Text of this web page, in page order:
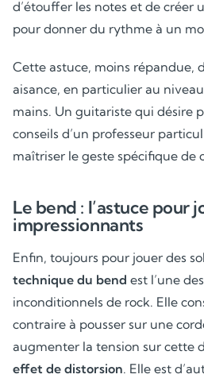
d’étouffer les notes et de créer
pour donner du rythme à un
Cette astuce, moins répandue,
aisance, en particulier au
mains. Un guitariste qui désire
conseils d’un professeur
maîtriser le geste spécifique de
Le bend : l’astuce pour
impressionnants
Enfin, toujours pour jouer des
technique du bend est l’une
inconditionnels de rock. Elle
contraire à pousser sur une
augmenter la tension sur cette
effet de distorsion. Elle est
Soutien scolaire
Cours de musique
Les deux